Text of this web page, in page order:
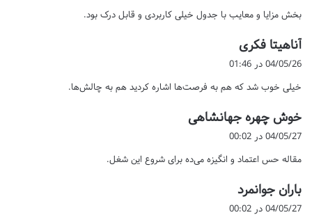
:
بخش مزایا و معایب با جدول خیلی کاربردی و قابل درک بود.
آناهیتا فکری
ف
:
04/05/26 در 01:46
خیلی خوب شد که هم به فرصت‌ها اشاره کردید هم به چالش‌ها.
خوش چهره جهانشاهی
:
04/05/27 در 00:02
مقاله حس اعتماد و انگیزه می‌ده برای شروع این شغل.
باران جوانمرد
ف
04/05/27 در 00:02